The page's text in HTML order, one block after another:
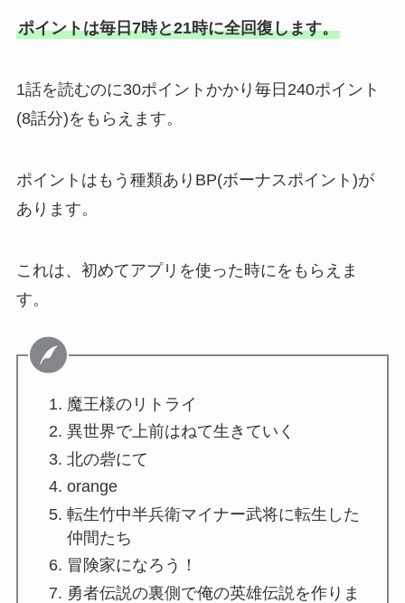
ポイントは毎日7時と21時に全回復します。
1話を読むのに30ポイントかかり毎日240ポイント
(8話分)をもらえます。
ポイントはもう種類ありBP(ボーナスポイント)が
あります。
これは、初めてアプリを使った時にをもらえま
す。
魔王様のリトライ
異世界で上前はねて生きていく
北の砦にて
orange
転生竹中半兵衛マイナー武将に転生した
仲間たち
冒険家になろう！
勇者伝説の裏側で俺の英雄伝説を作りま